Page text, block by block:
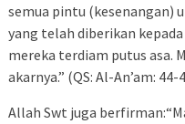
semua pintu (kesenangan)
yang telah diberikan
mereka terdiam putus asa.
akarnya.” (QS: Al-An’am: 44-
Allah Swt juga